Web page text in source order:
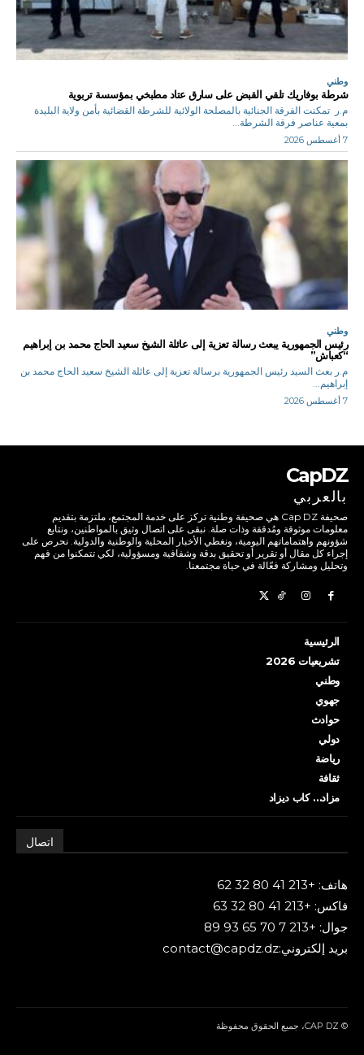
وطني
شرطة بوفاريك تلقي القبض على سارق عتاد مطبخي بمؤسسة تربوية
م.ر تمكنت الفرقة الجنائية بالمصلحة الولائية للشرطة القضائية بأمن ولاية البليدة
بمعية عناصر فرقة الشرطة...
7 أغسطس 2026
وطني
رئيس الجمهورية يبعث رسالة تعزية إلى عائلة الشيخ سعيد الحاج محمد بن إبراهيم
“كعباش”
م.ر بعث السيد رئيس الجمهورية برسالة تعزية إلى عائلة الشيخ سعيد الحاج محمد بن
إبراهيم...
7 أغسطس 2026
CapDZ
بالعربي
صحيفة Cap DZ هي صحيفة وطنية تركز على خدمة المجتمع، ملتزمة بتقديم
معلومات موثوقة ومُدققة وذات صلة. نبقى على اتصال وثيق بالمواطنين، ونتابع
شؤونهم واهتماماتهم اليومية، ونغطي الأخبار المحلية والوطنية والدولية. نحرص على
إجراء كل مقال أو تقرير أو تحقيق بدقة وشفافية ومسؤولية، لكي تتمكنوا من فهم
وتحليل ومشاركة فعّالة في حياة مجتمعنا.
الرئيسية
تشريعيات 2026
وطني
جهوي
حوادث
دولي
رياضة
ثقافة
مزاد… كاب ديزاد
اتصال
هاتف: +213 41 80 32 62
فاكس: +213 41 80 32 63
جوال: +213 7 70 65 93 89
بريد إلكتروني:contact@capdz.dz
© CAP DZ، جميع الحقوق محفوظة